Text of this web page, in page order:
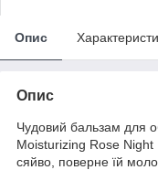
Опис
Опис
Чудовий бальзам для
Moisturizing Rose Night
сяйво, поверне їй